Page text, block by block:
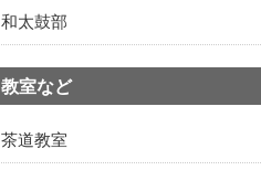
和太鼓部
教室など
茶道教室